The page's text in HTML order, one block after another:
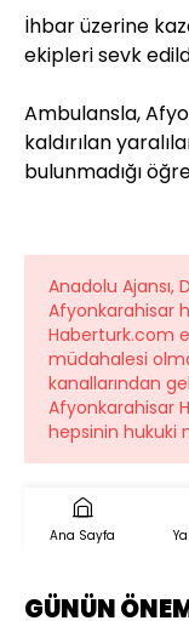
İhbar üzerine
ekipleri sevk
Ambulansla,
kaldırılan
bulunmadığı
Anadolu Ajansı,
Afyonkarahisar
Haberturk.com
müdahalesi
kanallarından
Afyonkarahisar
hepsinin hukuki
Ana Sayfa
GÜNÜN